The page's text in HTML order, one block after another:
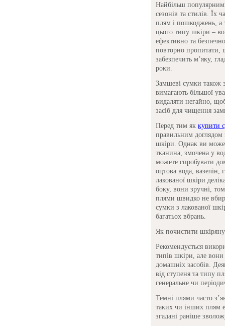
Найбільш
сезонів та стилів. Їх
плям і пошкоджень, а
цього типу шкіри –
ефективно та
повторно пропитати,
забезпечить м’яку,
роки.
Замшеві сумки також
вимагають більшої
видаляти негайно,
засіб для чищення
Перед тим як купити
правильним доглядом
шкіри. Однак ви
тканина, змочена у
можете спробувати
оцтова вода, вазелін,
лакованої шкіри
боку, вони зручні,
плями швидко не
сумки з лакованої
багатьох вбрань.
Як почистити
Рекомендується
типів шкіри, але вони
домашніх засобів.
від ступеня та типу
генеральне чи
Темні плями часто
таких чи інших плям
згадані раніше